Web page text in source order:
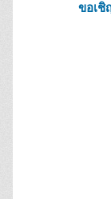
ขอเชิ